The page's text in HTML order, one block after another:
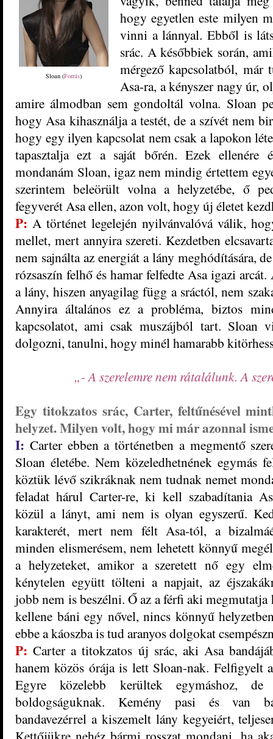
Sloan (Forrás)
hogy egyetlen este milyen
vinni a lánnyal. Ebből is
srác. A későbbiek során,
mérgező kapcsolatból,
Asa-ra, a kényszer nagy úr,
amire álmodban sem gondoltál volna. Sloan
hogy Asa kihasználja a testét, de a szívét nem
hogy egy ilyen kapcsolat nem csak a lapokon
tapasztalja ezt a saját bőrén. Ezek ellenére
mondanám Sloan, igaz nem mindig értettem
szerintem beleörült volna a helyzetébe, ő
fegyverét Asa ellen, azon volt, hogy új életet
P: A történet legelején nyilvánvalóvá válik,
mellet, mert annyira szereti. Kezdetben
nem sajnálta az energiát a lány meghódítására,
rózsaszín felhő és hamar felfedte Asa igazi
a lány, hiszen anyagilag függ a sráctól, nem
Annyira általános ez a probléma, biztos
kapcsolatot, ami csak muszájból tart. Sloan
dolgozni, tanulni, hogy minél hamarabb
„- A szerelemre nem rátalálunk. A
Egy titokzatos srác, Carter, feltűnésével
helyzet. Milyen volt, hogy mi már azonnal
I: Carter ebben a történetben a megmentő
Sloan életébe. Nem közeledhetnének egymás
köztük lévő szikráknak nem tudnak nemet
feladat hárul Carter-re, ki kell szabadítania
közül a lányt, ami nem is olyan egyszerű.
karakterét, mert nem félt Asa-tól, a
minden elismerésem, nem lehetett könnyű
a helyzeteket, amikor a szeretett nő egy
kénytelen együtt tölteni a napjait, az
jobb nem is beszélni. Ő az a férfi aki megmutatja
kellene báni egy nővel, nincs könnyű
ebbe a káoszba is tud aranyos dolgokat
P: Carter a titokzatos új srác, aki Asa
hanem közös órája is lett Sloan-nak. Felfigyelt
Egyre közelebb kerültek egymáshoz,
boldogságuknak. Kemény pasi és van
bandavezérrel a kiszemelt lány kegyeiért,